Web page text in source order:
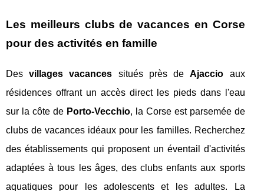
Les meilleurs clubs de vacances en Corse
pour des activités en famille
Desvillages vacances situés près deAjaccio aux
résidences offrant un accès direct les pieds dans l'eau
sur la côte de Porto-Vecchio, la Corse est parsemée de
clubs de vacances idéaux pour les familles. Recherchez
des établissements qui proposent un éventail d'activités
adaptées à tous les âges, des clubs enfants aux sports
aquatiques pour les adolescents et les adultes. La